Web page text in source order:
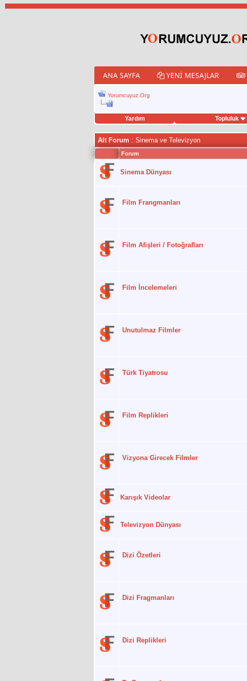
ANA SAYFA YENI MESAJLAR
Yorumcuyuz.Org
Yardım Topluluk
twitter retweet hilesi
Alt Forum : Sinema ve Televizyon
Forum
Sinema Dünyası
Film Frangmanları
Film Afişleri / Fotoğrafları
Film İncelemeleri
Unutulmaz Filmler
Türk Tiyatrosu
Film Replikleri
Vizyona Girecek Filmler
Karışık Videolar
Televizyon Dünyası
Dizi Özetleri
Dizi Fragmanları
Dizi Replikleri